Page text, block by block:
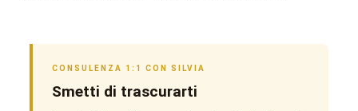
CONSULENZA 1:1 CON SILVIA
Smetti di trascurarti